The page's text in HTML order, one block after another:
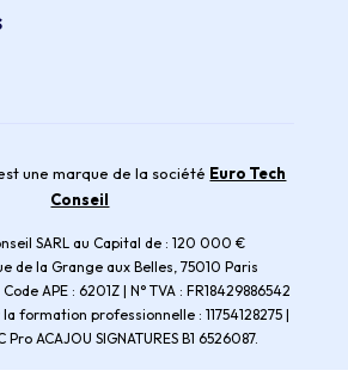
une marque de la société Euro Tech
Conseil
SARL au Capital de : 120 000 €
de la Grange aux Belles, 75010 Paris
APE : 6201Z | N° TVA : FR18429886542
la formation professionnelle : 11754128275 |
ACAJOU SIGNATURES B1 6526087.